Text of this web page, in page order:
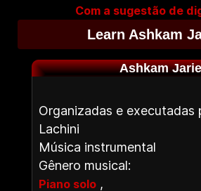
Com a sugestão de
Learn Ashkam
Ashkam
Organizadas e executadas
Lachini
Música instrumental
Gênero musical:
Piano solo ,